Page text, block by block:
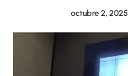
octubre 2, 2025